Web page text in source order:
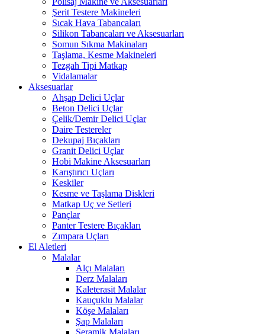
Şerit Testere Makineleri
Sıcak Hava Tabancaları
Silikon Tabancaları ve Aksesuarları
Somun Sıkma Makinaları
Taşlama, Kesme Makineleri
Tezgah Tipi Matkap
Vidalamalar
Aksesuarlar
Ahşap Delici Uçlar
Beton Delici Uçlar
Çelik/Demir Delici Uçlar
Daire Testereler
Dekupaj Bıçakları
Granit Delici Uçlar
Hobi Makine Aksesuarları
Karıştırıcı Uçları
Keskiler
Kesme ve Taşlama Diskleri
Matkap Uç ve Setleri
Pançlar
Panter Testere Bıçakları
Zımpara Uçları
El Aletleri
Malalar
Alçı Malaları
Derz Malaları
Kaleterasit Malalar
Kauçuklu Malalar
Köşe Malaları
Şap Malaları
Seramik Malaları